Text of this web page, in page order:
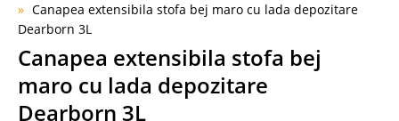
Canapea extensibila stofa bej maro cu lada depozitare
Dearborn 3L
Canapea extensibila stofa bej
maro cu lada depozitare
Dearborn 3L